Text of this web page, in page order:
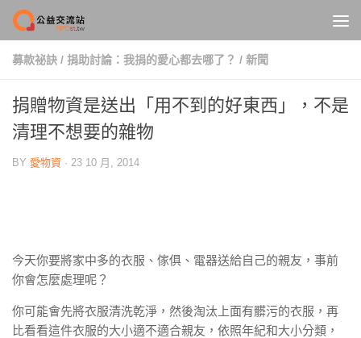
Skip to content
募款祕訣 / 捐助討論：我捐的愛心都去哪了？ / 新聞
捐贈物資是送出「用不到的好東西」，不是
清理不想要的雜物
BY 愛物資 · 23 10 月, 2014
今天你要將家中多的衣服、傢俱、電器送給自己的親友，事前
你會怎麼處理呢？
你可能會先將衣服清洗乾淨，然後淘汰上面有髒污的衣服，再
比看看這件衣服的大小適不適合親友，依照年紀和大小分類，